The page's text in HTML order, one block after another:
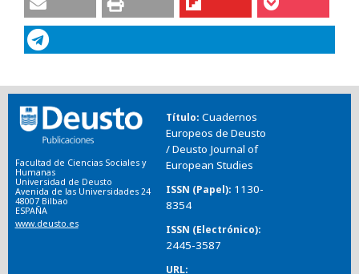
Facultad de Ciencias Sociales y
Humanas
Universidad de Deusto
Avenida de las Universidades 24
48007 Bilbao
ESPAÑA
www.deusto.es
Título Cuadernos
Europeos de Deusto
/ Deusto Journal of
European Studies
ISSN (Papel) 1130-
8354
ISSN (Electrónico)
2445-3587
URL